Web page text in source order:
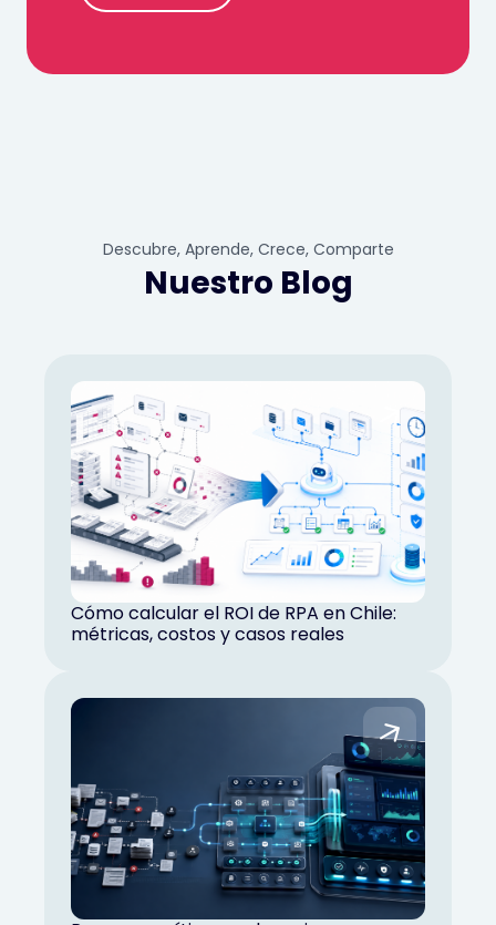
Descubre, Aprende, Crece, Comparte
Nuestro Blog
Cómo calcular el ROI de RPA en Chile:
métricas, costos y casos reales